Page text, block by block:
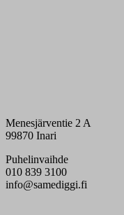
Menesjärventie 2 A
99870 Inari
Puhelinvaihde
010 839 3100
info@samediggi.fi